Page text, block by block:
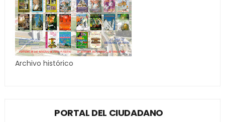
Archivo histórico
PORTAL DEL CIUDADANO